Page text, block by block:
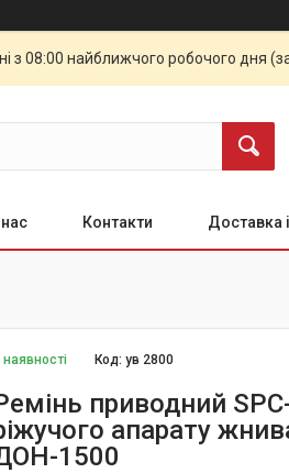
з 08:00 найближчого робочого дня
Контакти Доставка
наявності Код:ув 2800
приводний
апарату
1500